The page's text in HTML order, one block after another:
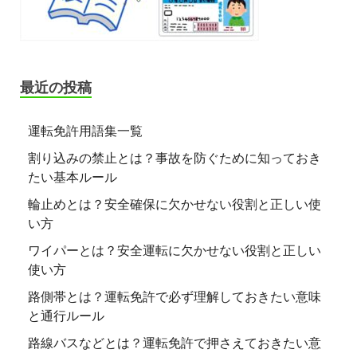
最近の投稿
運転免許用語集一覧
割り込みの禁止とは？事故を防ぐために知っておき
たい基本ルール
輪止めとは？安全確保に欠かせない役割と正しい使
い方
ワイパーとは？安全運転に欠かせない役割と正しい
使い方
路側帯とは？運転免許で必ず理解しておきたい意味
と通行ルール
路線バスなどとは？運転免許で押さえておきたい意